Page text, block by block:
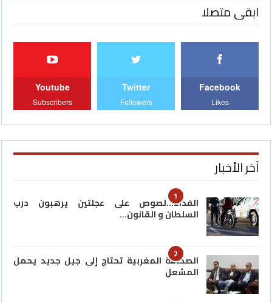
ابقى متصلا
Facebook
Likes
Twitter
Followers
Youtube
Subscribers
آخر الأخبار
1
الفداء…لصوص على عجلتين يرهبون درب
السلطان و القانون…
2
الصحافة المغربية تحتاج إلى جيل جديد يحمل
المشعل